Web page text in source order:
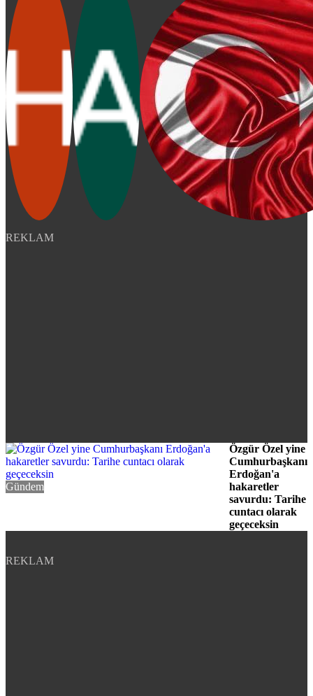
REKLAM
Gündem
Özgür Özel yine
Cumhurbaşkanı
Erdoğan'a
hakaretler
savurdu: Tarihe
cuntacı olarak
geçeceksin
REKLAM